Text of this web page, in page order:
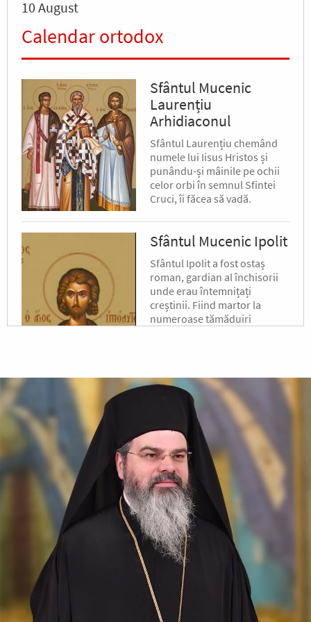
10 August
Calendar ortodox
Sfântul Mucenic
Laurențiu
Arhidiaconul
Sfântul Laurențiu chemând
numele lui Iisus Hristos și
punându-și mâinile pe ochii
celor orbi în semnul Sfintei
Cruci, îi făcea să vadă.
Sfântul Mucenic Ipolit
Sfântul Ipolit a fost ostaș
roman, gardian al închisorii
unde erau întemnițați
creștinii. Fiind martor la
numeroase tămăduiri
Sfântul Sfințit
Mucenic Xist,
Episcopul Romei
Sfântul Sfințit Mucenic Sixt
era din Atena, de neam
grecesc, și a fost mai întâi
filosof, apoi ucenic al lui
Hristos.
Apostolul zilei
Fraților, v-am scris vouă aceasta, ca nu cumva, la venirea
mea, să am întristare de la aceia care trebuie să mă
bucure, fiind încredințat despre voi toți că bucuria mea